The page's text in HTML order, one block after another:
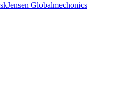
Jensen Globalmechonics